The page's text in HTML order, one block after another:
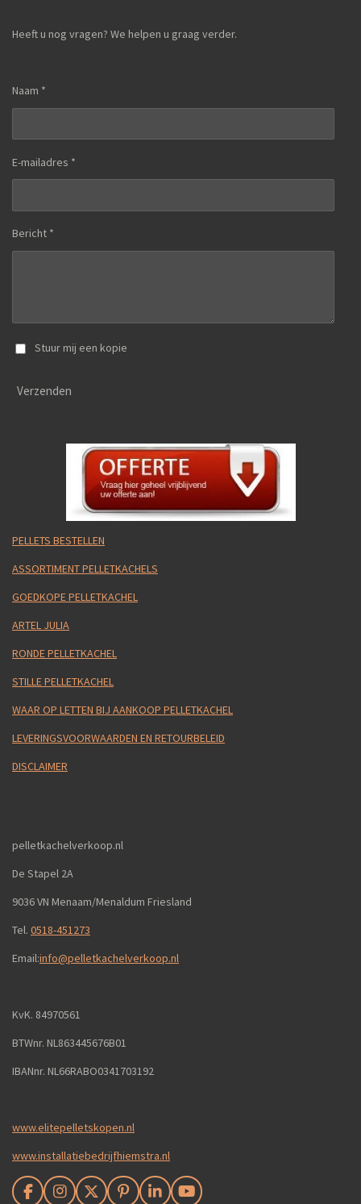
Heeft u nog vragen? We helpen u graag verder.
Naam *
E-mailadres *
Bericht *
Stuur mij een kopie
Verzenden
PELLETS BESTELLEN
ASSORTIMENT PELLETKACHELS
GOEDKOPE PELLETKACHEL
ARTEL JULIA
RONDE PELLETKACHEL
STILLE PELLETKACHEL
WAAR OP LETTEN BIJ AANKOOP PELLETKACHEL
LEVERINGSVOORWAARDEN EN RETOURBELEID
DISCLAIMER
pelletkachelverkoop.nl
De Stapel 2A
9036 VN Menaam/Menaldum Friesland
Tel. 0518-451273
Email:info@pelletkachelverkoop.nl
KvK. 84970561
BTWnr. NL863445676B01
IBANnr. NL66RABO0341703192
www.elitepelletskopen.nl
www.installatiebedrijfhiemstra.nl
F I X P L Y